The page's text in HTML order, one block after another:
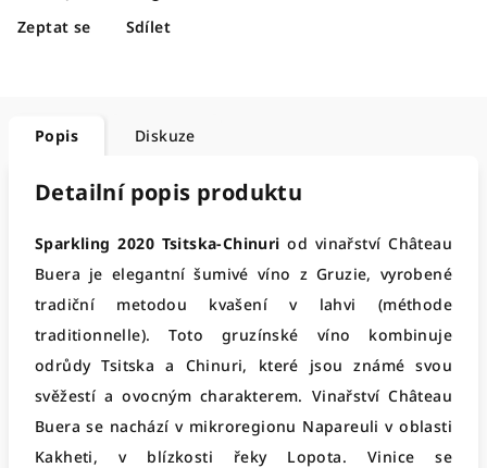
Zeptat se Sdílet
Popis Diskuze
Detailní popis produktu
Sparkling 2020 Tsitska-Chinuri od vinařství Château
Buera je elegantní šumivé víno z Gruzie, vyrobené
tradiční metodou kvašení v lahvi (méthode
traditionnelle). Toto gruzínské víno kombinuje
odrůdy Tsitska a Chinuri, které jsou známé svou
svěžestí a ovocným charakterem. Vinařství Château
Buera se nachází v mikroregionu Napareuli v oblasti
Kakheti, v blízkosti řeky Lopota. Vinice se